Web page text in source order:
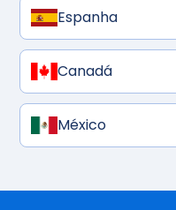
Espanha
Canadá
México